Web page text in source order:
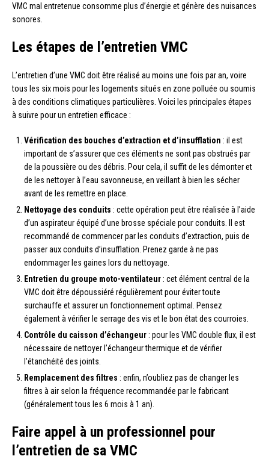
VMC mal entretenue consomme plus d’énergie et génère des nuisances
sonores.
Les étapes de l’entretien VMC
L’entretien d’une VMC doit être réalisé au moins une fois par an, voire
tous les six mois pour les logements situés en zone polluée ou soumis
à des conditions climatiques particulières. Voici les principales étapes
à suivre pour un entretien efficace :
Vérification des bouches d’extraction et d’insufflation : il est
important de s’assurer que ces éléments ne sont pas obstrués par
de la poussière ou des débris. Pour cela, il suffit de les démonter et
de les nettoyer à l’eau savonneuse, en veillant à bien les sécher
avant de les remettre en place.
Nettoyage des conduits : cette opération peut être réalisée à l’aide
d’un aspirateur équipé d’une brosse spéciale pour conduits. Il est
recommandé de commencer par les conduits d’extraction, puis de
passer aux conduits d’insufflation. Prenez garde à ne pas
endommager les gaines lors du nettoyage.
Entretien du groupe moto-ventilateur : cet élément central de la
VMC doit être dépoussiéré régulièrement pour éviter toute
surchauffe et assurer un fonctionnement optimal. Pensez
également à vérifier le serrage des vis et le bon état des courroies.
Contrôle du caisson d’échangeur : pour les VMC double flux, il est
nécessaire de nettoyer l’échangeur thermique et de vérifier
l’étanchéité des joints.
Remplacement des filtres : enfin, n’oubliez pas de changer les
filtres à air selon la fréquence recommandée par le fabricant
(généralement tous les 6 mois à 1 an).
Faire appel à un professionnel pour
l’entretien de sa VMC